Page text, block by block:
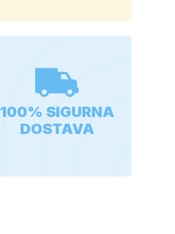
100% SIGURNA
DOSTAVA